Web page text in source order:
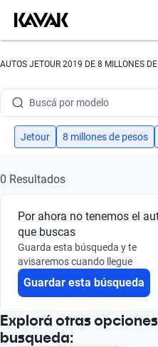
AUTOS JETOUR 2019 DE 8 MILLONES
Buscá por modelo
Buscá por versión
Buscá por marca
Buscá por modelo
Buscá por versión
Jetour 8 millones de pesos
0 Resultados
Por ahora no tenemos el
que buscas
Guarda esta búsqueda y te
avisaremos cuando llegue
Guardar esta búsqueda
Explorá otras
busqueda: